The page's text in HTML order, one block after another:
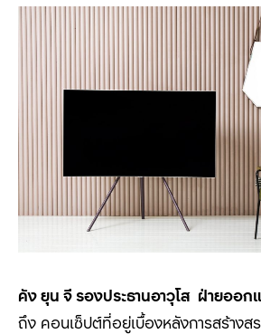
คัง ยุน จี รองประธานอาวุโส ฝ่ายออ
ถึง คอนเซ็ปต์ที่อยู่เบื้องหลังการสร้าง